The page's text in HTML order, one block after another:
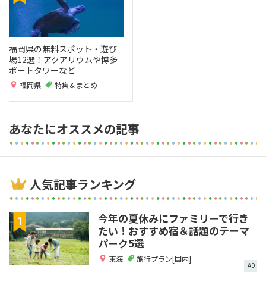
福岡県の無料スポット・遊び
場12選！アクアリウムや博多
ポートタワーなど
福岡県 特集＆まとめ
あなたにオススメの記事
人気記事ランキング
今年の夏休みにファミリーで行き
たい！おすすめ宿＆話題のテーマ
パーク5選
東海 旅行プラン[国内]
AD